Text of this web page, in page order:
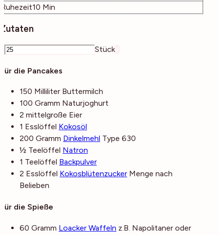
Ruhezeit10 Minuten
Min
Zutaten
Stück
Für die Pancakes
150 Milliliter Buttermilch
100 Gramm Naturjoghurt
2 mittelgroße Eier
1 Esslöffel Kokosöl
200 Gramm Dinkelmehl Type 630
½ Teelöffel Natron
1 Teelöffel Backpulver
2 Esslöffel Kokosblütenzucker Menge nach
Belieben
Für die Spieße
60 Gramm Loacker Waffeln z.B. Napolitaner oder